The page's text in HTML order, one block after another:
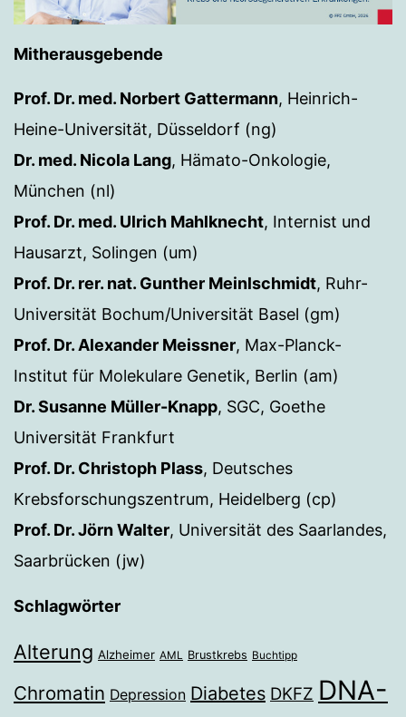
Mitherausgebende
Prof. Dr. med. Norbert Gattermann, Heinrich-
Heine-Universität, Düsseldorf (ng)
Dr. med. Nicola Lang, Hämato-Onkologie,
München (nl)
Prof. Dr. med. Ulrich Mahlknecht, Internist und
Hausarzt, Solingen (um)
Prof. Dr. rer. nat. Gunther Meinlschmidt, Ruhr-
Universität Bochum/Universität Basel (gm)
Prof. Dr. Alexander Meissner, Max-Planck-
Institut für Molekulare Genetik, Berlin (am)
Dr. Susanne Müller-Knapp, SGC, Goethe
Universität Frankfurt
Prof. Dr. Christoph Plass, Deutsches
Krebsforschungszentrum, Heidelberg (cp)
Prof. Dr. Jörn Walter, Universität des Saarlandes,
Saarbrücken (jw)
Schlagwörter
Alterung Alzheimer AML Brustkrebs Buchtipp
Chromatin Depression Diabetes DKFZ DNA-